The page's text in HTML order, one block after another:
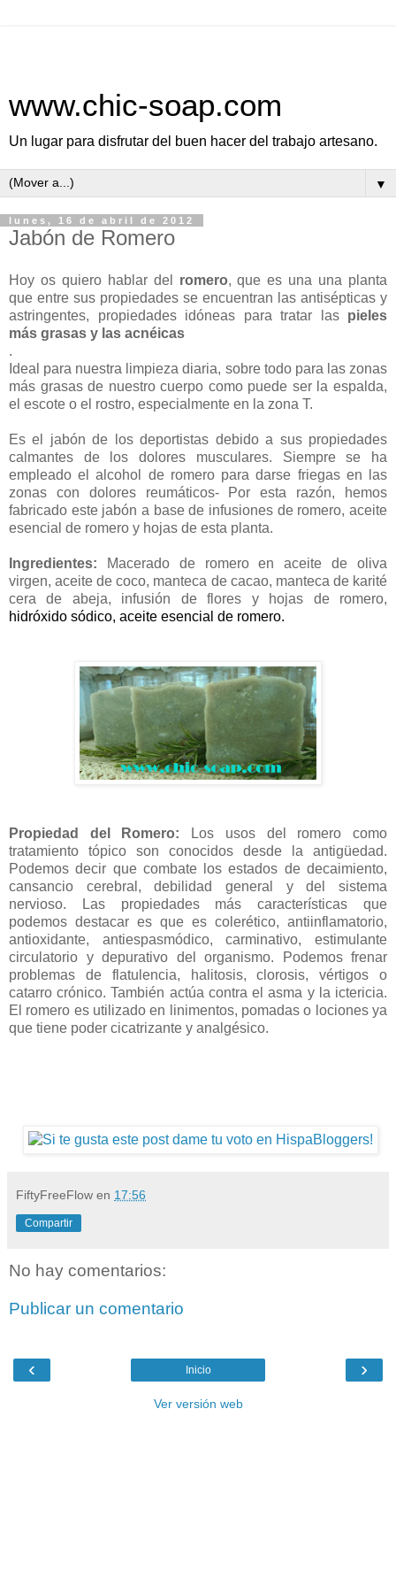
www.chic-soap.com
Un lugar para disfrutar del buen hacer del trabajo artesano.
▼
lunes, 16 de abril de 2012
Jabón de Romero
Hoy os quiero hablar del romero, que es una una planta
que entre sus propiedades se encuentran las antisépticas y
astringentes, propiedades idóneas para tratar las pieles
más grasas y las acnéicas
.
Ideal para nuestra limpieza diaria, sobre todo para las zonas
más grasas de nuestro cuerpo como puede ser la espalda,
el escote o el rostro, especialmente en la zona T.
Es el jabón de los deportistas debido a sus propiedades
calmantes de los dolores musculares. Siempre se ha
empleado el alcohol de romero para darse friegas en las
zonas con dolores reumáticos- Por esta razón, hemos
fabricado este jabón a base de infusiones de romero, aceite
esencial de romero y hojas de esta planta.
Ingredientes: Macerado de romero en aceite de oliva
virgen, aceite de coco, manteca de cacao, manteca de karité
cera de abeja, infusión de flores y hojas de romero,
hidróxido sódico, aceite esencial de romero.
Propiedad del Romero: Los usos del romero como
tratamiento tópico son conocidos desde la antigüedad.
Podemos decir que combate los estados de decaimiento,
cansancio cerebral, debilidad general y del sistema
nervioso. Las propiedades más características que
podemos destacar es que es colerético, antiinflamatorio,
antioxidante, antiespasmódico, carminativo, estimulante
circulatorio y depurativo del organismo. Podemos frenar
problemas de flatulencia, halitosis, clorosis, vértigos o
catarro crónico. También actúa contra el asma y la ictericia.
El romero es utilizado en linimentos, pomadas o lociones ya
que tiene poder cicatrizante y analgésico.
FiftyFreeFlow en 17:56
Compartir
No hay comentarios:
Publicar un comentario
‹ ›
Inicio
Ver versión web